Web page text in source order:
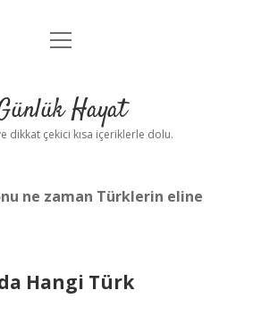
Anasayfa
Yasal Uyarı
menüyü
Hayat
dikkat çekici kısa içeriklerle dolu.
ne zaman Türklerin eline
Hangi Türk